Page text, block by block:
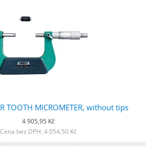
TOOTH MICROMETER, without tips
4 905,95 Kč
Cena bez DPH: 4 054,50 Kč